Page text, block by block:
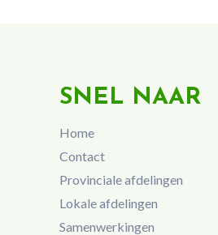
SNEL NAAR
Home
Contact
Provinciale afdelingen
Lokale afdelingen
Samenwerkingen